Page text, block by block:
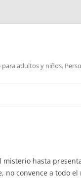
adultos y niños.
hasta
convence a todo